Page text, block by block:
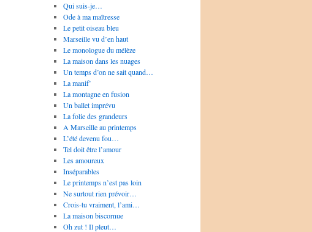
Qui suis-je…
Ode à ma maîtresse
Le petit oiseau bleu
Marseille vu d’en haut
Le monologue du mélèze
La maison dans les nuages
Un temps d’on ne sait quand…
La manif’
La montagne en fusion
Un ballet imprévu
La folie des grandeurs
A Marseille au printemps
L’été devenu fou…
Tel doit être l’amour
Les amoureux
Inséparables
Le printemps n’est pas loin
Ne surtout rien prévoir…
Crois-tu vraiment, l’ami…
La maison biscornue
Oh zut ! Il pleut…